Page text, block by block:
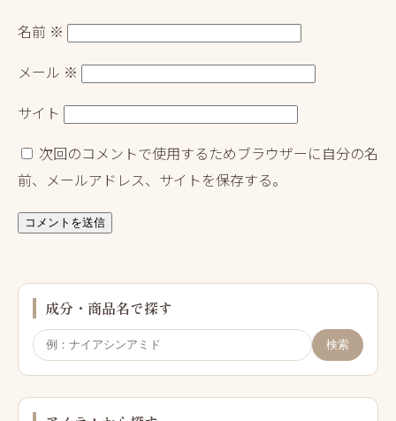
名前 ※
メール ※
サイト
次回のコメントで使用するためブラウザーに自分の名
前、メールアドレス、サイトを保存する。
成分・商品名で探す
検索